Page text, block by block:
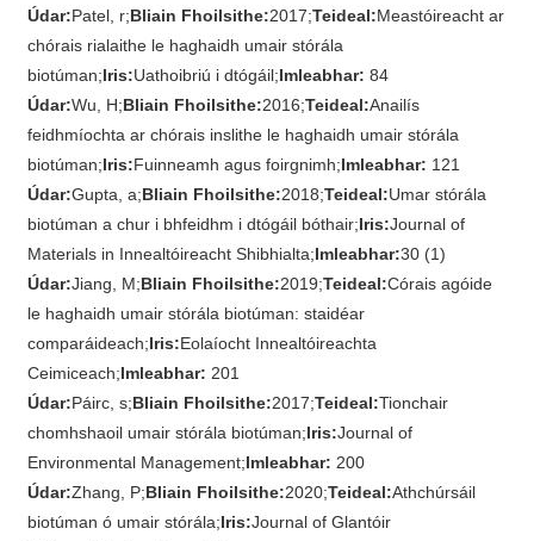
Údar:Patel, r;Bliain Fhoilsithe:2017;Teideal:Meastóireacht ar
chórais rialaithe le haghaidh umair stórála
biotúman;Iris:Uathoibriú i dtógáil;Imleabhar: 84
Údar:Wu, H;Bliain Fhoilsithe:2016;Teideal:Anailís
feidhmíochta ar chórais inslithe le haghaidh umair stórála
biotúman;Iris:Fuinneamh agus foirgnimh;Imleabhar: 121
Údar:Gupta, a;Bliain Fhoilsithe:2018;Teideal:Umar stórála
biotúman a chur i bhfeidhm i dtógáil bóthair;Iris:Journal of
Materials in Innealtóireacht Shibhialta;Imleabhar:30 (1)
Údar:Jiang, M;Bliain Fhoilsithe:2019;Teideal:Córais agóide
le haghaidh umair stórála biotúman: staidéar
comparáideach;Iris:Eolaíocht Innealtóireachta
Ceimiceach;Imleabhar: 201
Údar:Páirc, s;Bliain Fhoilsithe:2017;Teideal:Tionchair
chomhshaoil ​​umair stórála biotúman;Iris:Journal of
Environmental Management;Imleabhar: 200
Údar:Zhang, P;Bliain Fhoilsithe:2020;Teideal:Athchúrsáil
biotúman ó umair stórála;Iris:Journal of Glantóir